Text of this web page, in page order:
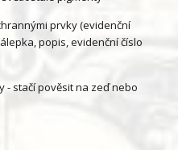
prvky (evidenční
popis, evidenční číslo
- stačí pověsit na zeď nebo